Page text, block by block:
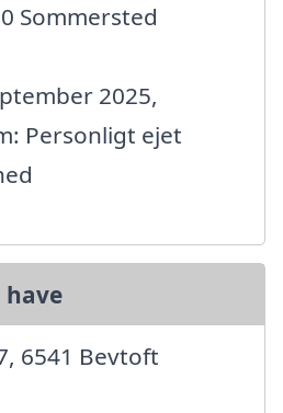
Sommersted
2025,
Personligt ejet
have
6541 Bevtoft